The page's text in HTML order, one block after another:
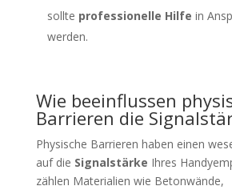
sollte professionelle Hilfe in
werden.
Wie beeinflussen
Barrieren die
Physische Barrieren haben einen
auf die Signalstärke Ihres
zählen Materialien wie Betonwände,